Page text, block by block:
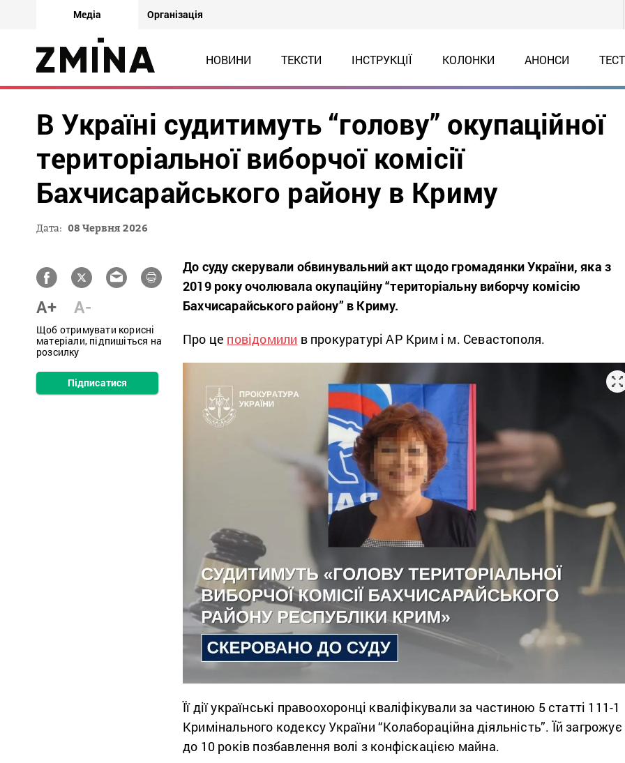
Медіа Організація
НОВИНИ ТЕКСТИ ІНСТРУКЦІЇ КОЛОНКИ АНОНСИ
В Україні судитимуть “голову” окупаційної
територіальної виборчої комісії
Бахчисарайського району в Криму
Дата: 08 Червня 2026
A+ A-
Щоб отримувати корисні
матеріали, підпишіться на
розсилку
Підписатися
До суду скерували обвинувальний акт щодо громадянки України, яка з
2019 року очолювала окупаційну “територіальну виборчу комісію
Бахчисарайського району” в Криму.
Про це повідомили в прокуратурі АР Крим і м. Севастополя.
Її дії українські правоохоронці кваліфікували за частиною 5 статті 111-1
Кримінального кодексу України “Колабораційна діяльність”. Їй загрожує
до 10 років позбавлення волі з конфіскацією майна.